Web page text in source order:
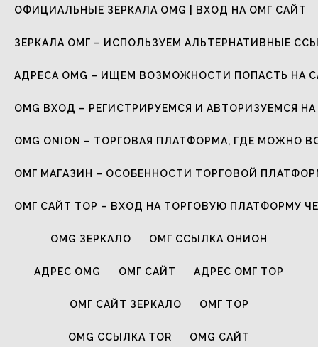
ОФИЦИАЛЬНЫЕ ЗЕРКАЛА OMG | ВХОД НА ОМГ САЙТ
ЗЕРКАЛА ОМГ – ИСПОЛЬЗУЕМ АЛЬТЕРНАТИВНЫЕ
АДРЕСА OMG – ИЩЕМ ВОЗМОЖНОСТИ ПОПАСТЬ НА
OMG ВХОД – РЕГИСТРИРУЕМСЯ И АВТОРИЗУЕМСЯ
OMG ONION – ТОРГОВАЯ ПЛАТФОРМА, ГДЕ МОЖНО
ОМГ МАГАЗИН – ОСОБЕННОСТИ ТОРГОВОЙ
ОМГ САЙТ ТОР – ВХОД НА ТОРГОВУЮ ПЛАТФОРМУ
OMG ЗЕРКАЛО ОМГ ССЫЛКА ОНИОН
АДРЕС OMG ОМГ САЙТ АДРЕС ОМГ ТОР
ОМГ САЙТ ЗЕРКАЛО ОМГ ТОР
OMG ССЫЛКА TOR OMG САЙТ